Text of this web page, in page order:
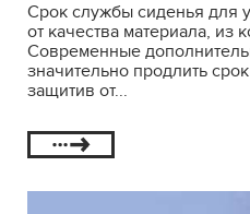
Срок службы сиденья для
от качества материала, из
Современные
значительно продлить
защитив от...